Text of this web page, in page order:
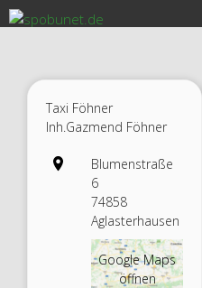
Zum
Inhalt
Taxi Föhner
Inh.Gazmend Föhner
Blumenstraße
6
74858
Aglasterhausen
Google Maps
öffnen